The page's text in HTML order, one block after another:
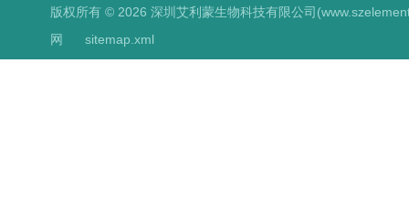
版权所有 © 2026 深圳艾利蒙生物科技有限公司
网
sitemap.xml